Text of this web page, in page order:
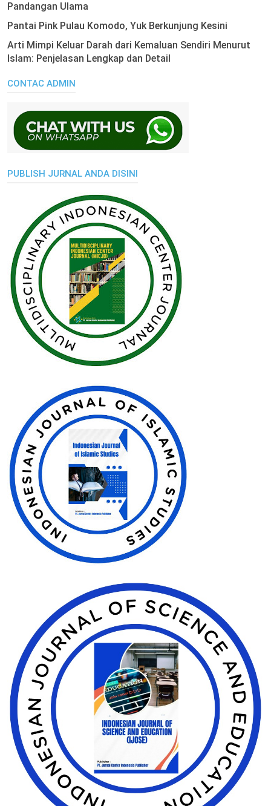
Pandangan Ulama
Pantai Pink Pulau Komodo, Yuk Berkunjung Kesini
Arti Mimpi Keluar Darah dari Kemaluan Sendiri Menurut
Islam: Penjelasan Lengkap dan Detail
CONTAC ADMIN
PUBLISH JURNAL ANDA DISINI